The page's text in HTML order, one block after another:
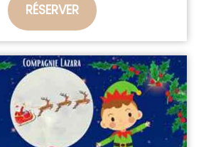
RÉSERVER